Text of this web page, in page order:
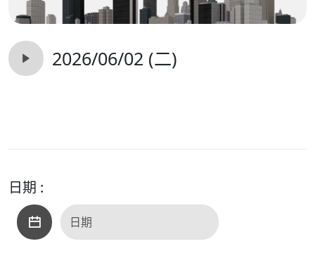
2026/06/02 (二)
日期 :